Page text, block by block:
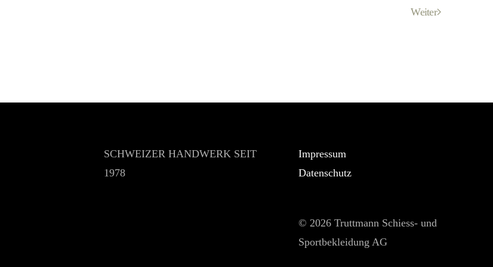
Weiter
SCHWEIZER HANDWERK SEIT
1978
Impressum
Datenschutz
© 2026 Truttmann Schiess- und
Sportbekleidung AG